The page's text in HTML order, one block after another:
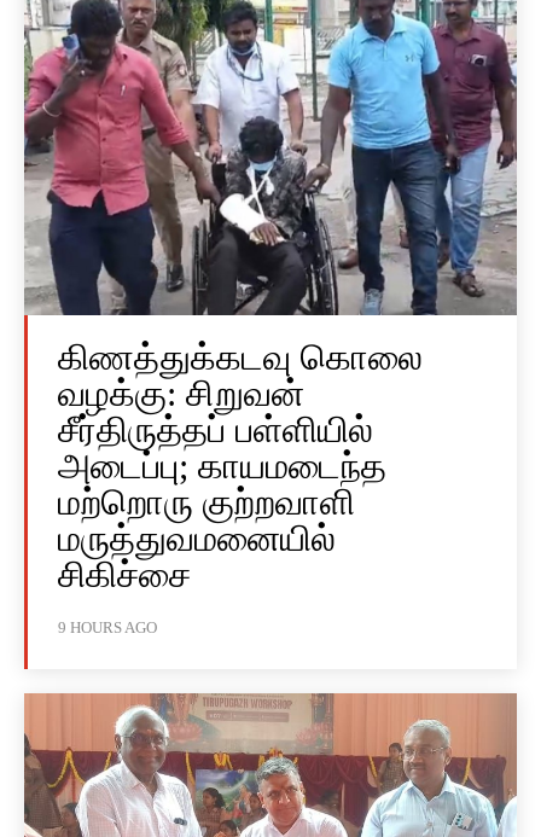
கிணத்துக்கடவு கொலை
வழக்கு: சிறுவன்
சீர்திருத்தப் பள்ளியில்
அடைப்பு; காயமடைந்த
மற்றொரு குற்றவாளி
மருத்துவமனையில்
சிகிச்சை
9 HOURS AGO